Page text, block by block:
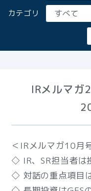
カテゴリ
IRメルマガ
＜IRメルマガ10月
◇ IR、SR担当者は
◇ 対話の重点項目